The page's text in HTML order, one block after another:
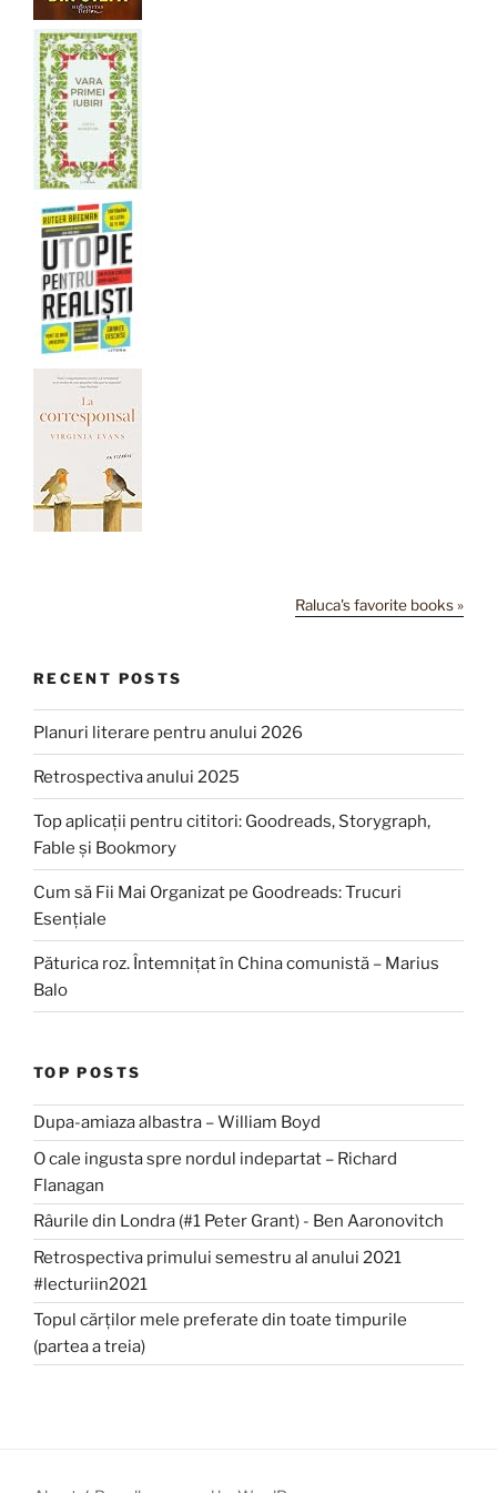
Raluca's favorite books »
RECENT POSTS
Planuri literare pentru anului 2026
Retrospectiva anului 2025
Top aplicații pentru cititori: Goodreads, Storygraph,
Fable și Bookmory
Cum să Fii Mai Organizat pe Goodreads: Trucuri
Esențiale
Păturica roz. Întemnițat în China comunistă – Marius
Balo
TOP POSTS
Dupa-amiaza albastra – William Boyd
O cale ingusta spre nordul indepartat – Richard
Flanagan
Râurile din Londra (#1 Peter Grant) - Ben Aaronovitch
Retrospectiva primului semestru al anului 2021
#lecturiin2021
Topul cărților mele preferate din toate timpurile
(partea a treia)